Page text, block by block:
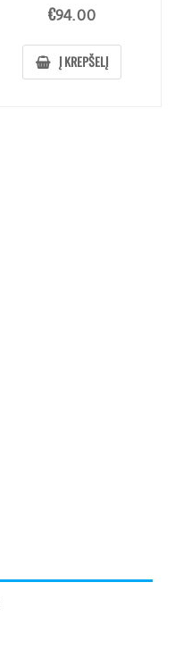
€94.00
Į KREPŠELĮ